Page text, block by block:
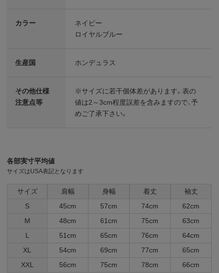
カラー
ネイビー
ロイヤルブルー
生産国 ホンデュラス
その他仕様
注意点等
※サイズに若干個体差があります。表の
値は2～3cm程度誤差を含みますので、予
めご了承下さい。
各部実寸平均値
サイズはUSA表記となります
サイズ 肩幅 身幅 着丈
袖丈
S
45cm 57cm 74cm
62cm
M
48cm 61cm 75cm
63cm
L
51cm 65cm 76cm
64cm
XL
54cm 69cm 77cm
65cm
XXL
56cm 75cm 78cm 66cm